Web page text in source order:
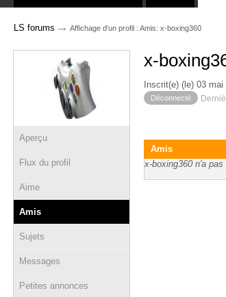
LS forums → Affichage d'un profil : Amis: x-boxing360
Aperçu
Flux du profil
Aime
Amis
Sujets
Messages
Petites annonces
x-
Inscrit(e) (le) 03 mai
Déconnecté
Amis
x-boxing360 n'a